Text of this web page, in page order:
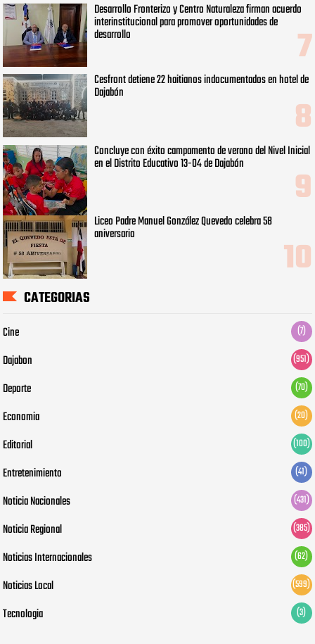
Desarrollo Fronterizo y Centro Naturaleza firman acuerdo
interinstitucional para promover oportunidades de
desarrollo
Cesfront detiene 22 haitianos indocumentados en hotel de
Dajabón
Concluye con éxito campamento de verano del Nivel Inicial
en el Distrito Educativo 13-04 de Dajabón
Liceo Padre Manuel González Quevedo celebra 58
aniversario
CATEGORIAS
Cine (7)
Dajabon (951)
Deporte (70)
Economia (20)
Editorial (100)
Entretenimiento (41)
Noticia Nacionales (431)
Noticia Regional (385)
Noticias Internacionales (62)
Noticias Local (599)
Tecnologia (3)